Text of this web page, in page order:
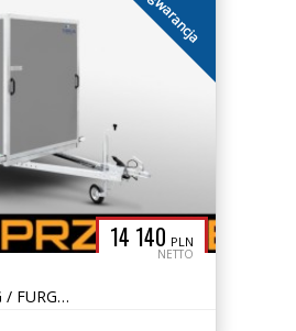
14 140 PLN
NETTO
gwarancja
TFD 250.00 / DMC 1300 KG / FURGON / KONTENER